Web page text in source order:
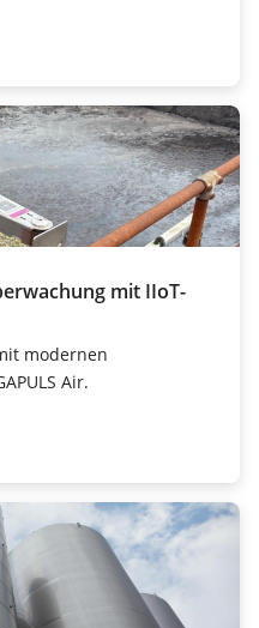
mit IIoT-
modernen
Air.